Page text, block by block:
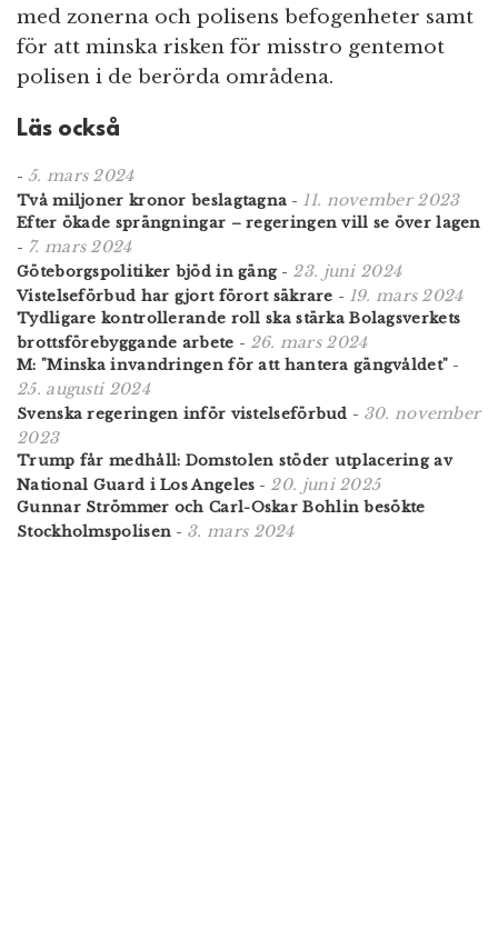
med zonerna och polisens befogenheter samt
för att minska risken för misstro gentemot
polisen i de berörda områdena.
Läs också
- 5. mars 2024
Två miljoner kronor beslagtagna - 11. november 2023
Efter ökade sprängningar – regeringen vill se över lagen
- 7. mars 2024
Göteborgspolitiker bjöd in gäng- 23. juni 2024
Vistelseförbud har gjort förort säkrare - 19. mars 2024
Tydligare kontrollerande roll ska stärka Bolagsverkets
brottsförebyggande arbete - 26. mars 2024
M: "Minska invandringen för att hantera gängvåldet" -
25. augusti 2024
Svenska regeringen inför vistelseförbud - 30. november
2023
Trump får medhåll: Domstolen stöder utplacering av
National Guard i Los Angeles - 20. juni 2025
Gunnar Strömmer och Carl-Oskar Bohlin besökte
Stockholmspolisen - 3. mars 2024